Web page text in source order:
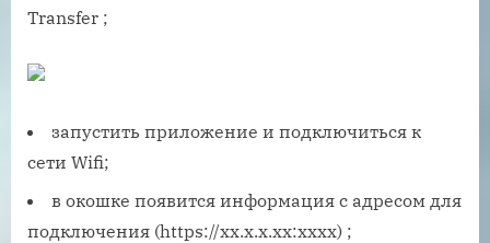
Transfer ;
запустить приложение и подключиться к
сети Wifi;
в окошке появится информация с адресом для
подключения (https://хх.х.х.хх:хххх) ;